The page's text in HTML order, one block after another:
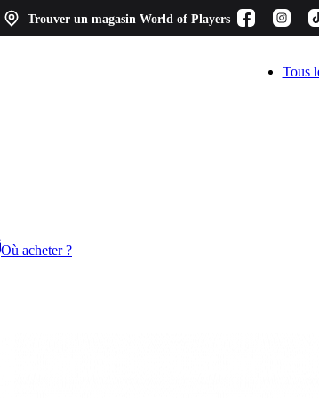
Trouver un magasin World of Players
Tous
Où acheter ?